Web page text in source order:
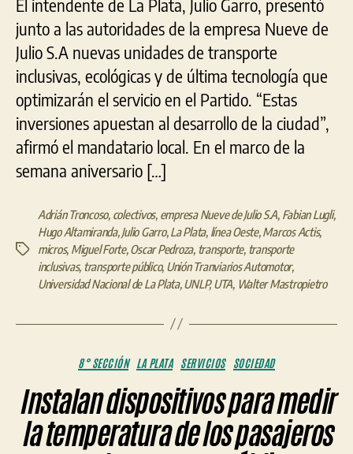
El intendente de La Plata, Julio Garro, presentó
junto a las autoridades de la empresa Nueve de
Julio S.A nuevas unidades de transporte
inclusivas, ecológicas y de última tecnología que
optimizarán el servicio en el Partido. “Estas
inversiones apuestan al desarrollo de la ciudad”,
afirmó el mandatario local. En el marco de la
semana aniversario […]
Etiquetas
Adrián Troncoso, colectivos, empresa Nueve de Julio S.A, Fabian Lugli,
Hugo Altamiranda,Julio Garro,La Plata, línea Oeste,Marcos Actis,
micros, Miguel Forte,Oscar Pedroza, transporte, transporte
inclusivas, transporte público, Unión Tranviarios Automotor,
Universidad Nacional de La Plata,UNLP,UTA, Walter Mastropietro
Categorías
8° SECCIÓN LA PLATA SERVICIOS SOCIEDAD
Instalan dispositivos para medir
la temperatura de los pasajeros